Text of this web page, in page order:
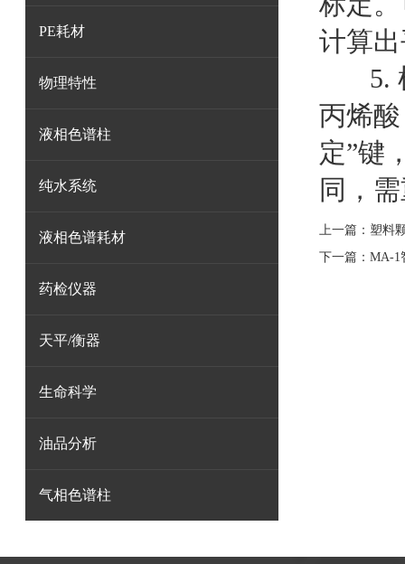
PE耗材
物理特性
液相色谱柱
纯水系统
液相色谱耗材
药检仪器
天平/衡器
生命科学
油品分析
气相色谱柱
计算
5.
丙烯
定”键
同，
上一篇： 塑料
下一篇： MA-1